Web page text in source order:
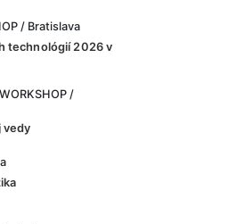
/ Bratislava
technológií 2026 v
/
vedy